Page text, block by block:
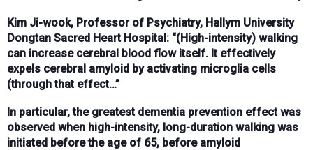
Kim Ji-wook, Professor of Psychiatry, Hallym University
Dongtan Sacred Heart Hospital: “(High-intensity) walking
can increase cerebral blood flow itself. It effectively
expels cerebral amyloid by activating microglia cells
(through that effect…”
In particular, the greatest dementia prevention effect was
observed when high-intensity, long-duration walking was
initiated before the age of 65, before amyloid